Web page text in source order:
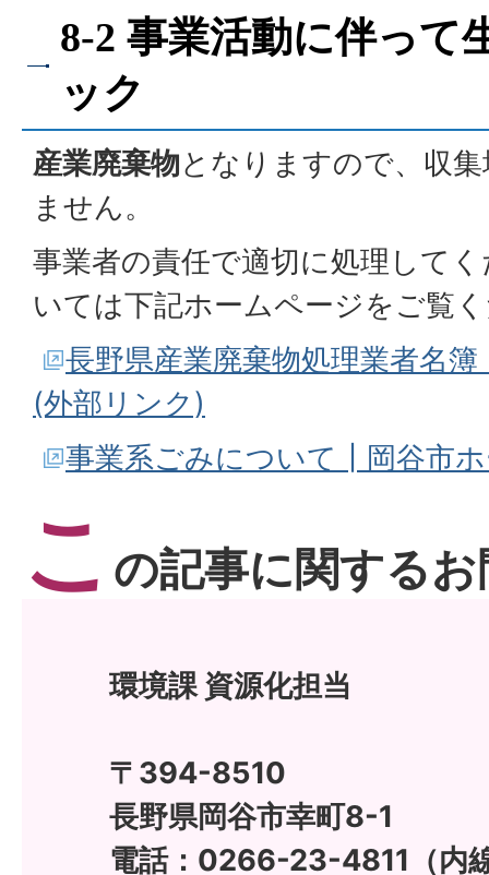
8-2 事業活動に伴って
ック
産業廃棄物となりますので、収
ません。
事業者の責任で適切に処理して
いては下記ホームページをご覧
長野県産業廃棄物処理業者名
(外部リンク)
事業系ごみについて┃岡谷市
こ の記事に関する
環境課 資源化担当
〒394-8510
長野県岡谷市幸町8-1
電話：0266-23-4811（内